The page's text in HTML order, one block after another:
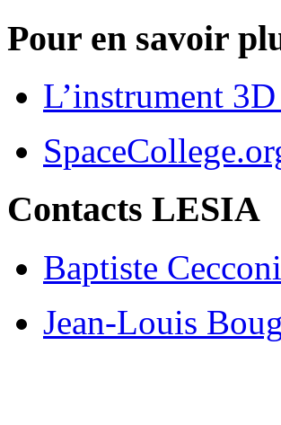
Pour en savoir
L’instrument
Contacts LESIA
Baptiste Cecconi
Jean-Louis